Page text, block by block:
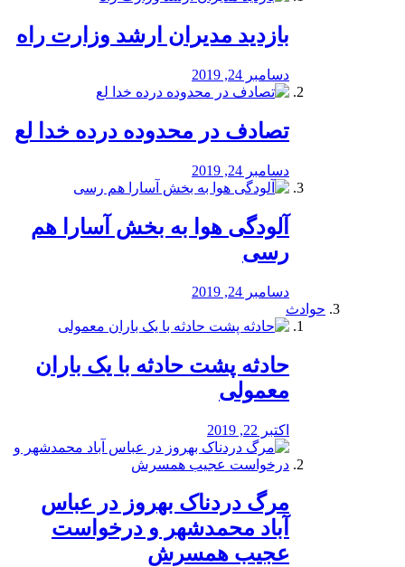
بازدید مدیران ارشد وزارت راه
دسامبر 24, 2019
تصادف در محدوده درده خدا لع
دسامبر 24, 2019
آلودگی هوا به بخش آسارا هم
رسی
دسامبر 24, 2019
حوادث
️حادثه پشت حادثه با یک باران
معمولی
اکتبر 22, 2019
مرگ دردناک بهروز در عباس
آباد محمدشهر و درخواست
عجیب همسرش